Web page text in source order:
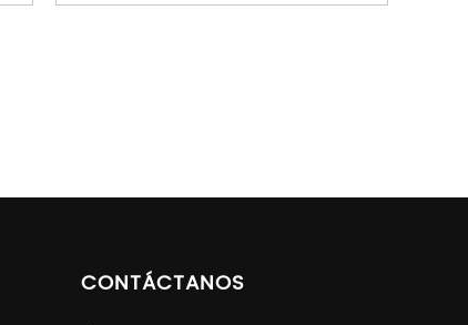
CONTÁCTANOS